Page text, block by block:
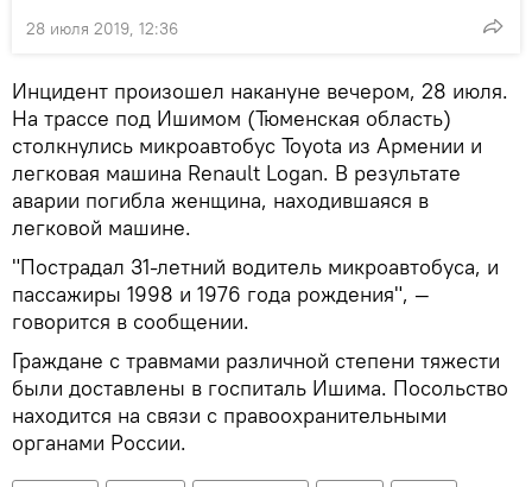
28 июля 2019, 12:36
Инцидент произошел накануне вечером, 28 июля.
На трассе под Ишимом (Тюменская область)
столкнулись микроавтобус Toyota из Армении и
легковая машина Renault Logan. В результате
аварии погибла женщина, находившаяся в
легковой машине.
"Пострадал 31-летний водитель микроавтобуса, и
пассажиры 1998 и 1976 года рождения", —
говорится в сообщении.
Граждане с травмами различной степени тяжести
были доставлены в госпиталь Ишима. Посольство
находится на связи с правоохранительными
органами России.